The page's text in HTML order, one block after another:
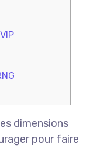
dimensions
pour faire